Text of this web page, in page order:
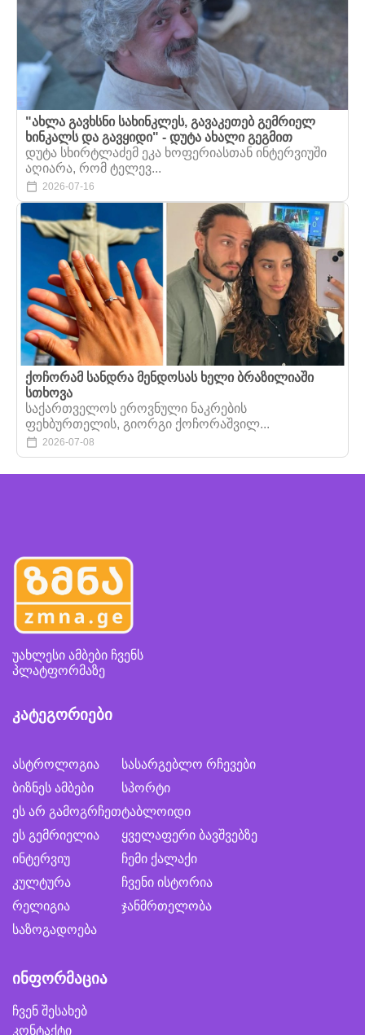
"ახლა გავხსნი სახინკლეს, გავაკეთებ გემრიელ
ხინკალს და გავყიდი" - დუტა ახალი გეგმით
დუტა სხირტლაძემ ეკა ხოფერიასთან ინტერვიუში
აღიარა, რომ ტელევ...
2026-07-16
ქოჩორამ სანდრა მენდოსას ხელი ბრაზილიაში
სთხოვა
საქართველოს ეროვნული ნაკრების
ფეხბურთელის, გიორგი ქოჩორაშვილ...
2026-07-08
უახლესი ამბები ჩვენს
პლატფორმაზე
კატეგორიები
ასტროლოგია
ბიზნეს ამბები
ეს არ გამოგრჩეთ
ეს გემრიელია
ინტერვიუ
კულტურა
რელიგია
საზოგადოება
სასარგებლო რჩევები
სპორტი
ტაბლოიდი
ყველაფერი ბავშვებზე
ჩემი ქალაქი
ჩვენი ისტორია
ჯანმრთელობა
ინფორმაცია
ჩვენ შესახებ
კონტაქტი